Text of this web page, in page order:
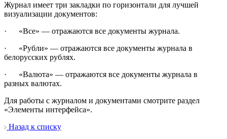
Журнал имеет три закладки по горизонтали для лучшей
визуализации документов:
· «Все» — отражаются все документы журнала.
· «Рубли» — отражаются все документы журнала в
белорусских рублях.
· «Валюта» — отражаются все документы журнала в
разных валютах.
Для работы с журналом и документами смотрите раздел
«Элементы интерфейса».
Назад к списку